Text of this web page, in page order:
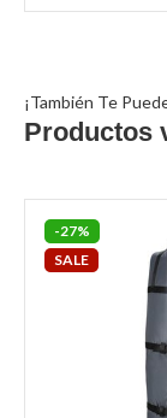
¡También Te
Productos
-27%
SALE